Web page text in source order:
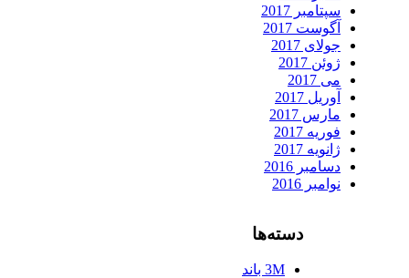
سپتامبر 2017
آگوست 2017
مارس 2017
دسامبر 2016